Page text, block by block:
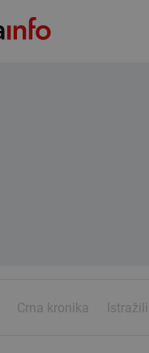
Crna kronika